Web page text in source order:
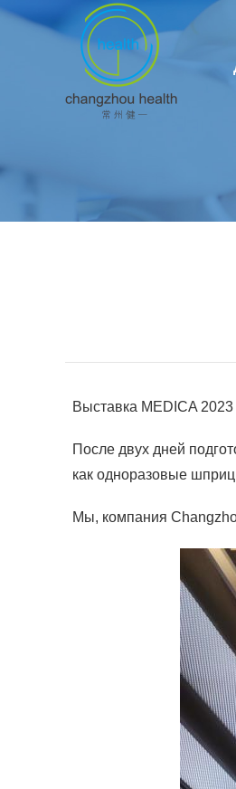
Выставка MEDICA
После двух дней
как одноразовые
Мы, компания